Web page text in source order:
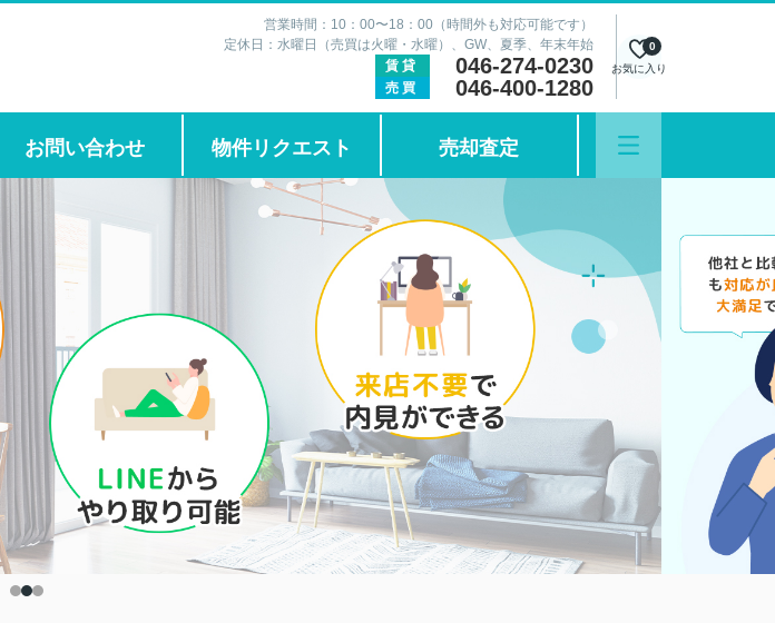
営業時間：10：00〜18：00（時間外も対応可能です）
定休日：水曜日（売買は火曜・水曜）、GW、夏季、年末年始
賃貸
046-274-0230
売買 046-400-1280
お気に入り
0
お問い合わせ 物件リクエスト 売却査定